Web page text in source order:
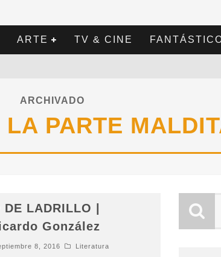
ARTE TV & CINE
ARCHIVADO
LA PARTE
LADRILLO |
González
8, 2016 Literatura